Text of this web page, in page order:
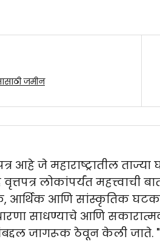
जमीन
आहे जे महाराष्ट्रातील
वृत्तपत्र लोकांपर्यंत
आर्थिक आणि सांस्कृतिक
साधण्याचे आणि
जागरूक ठेवून केली जाते.